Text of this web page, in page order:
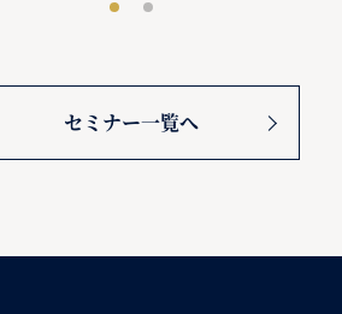
セミナー一覧へ